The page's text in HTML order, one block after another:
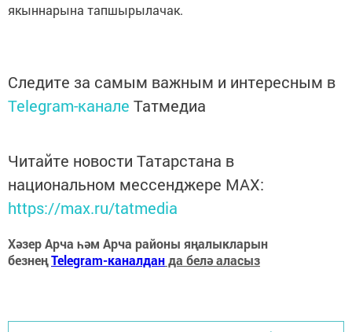
якыннарына тапшырылачак.
Следите за самым важным и интересным в
Telegram-канале Татмедиа
Читайте новости Татарстана в
национальном мессенджере MАХ:
https://max.ru/tatmedia
Хәзер Арча һәм Арча районы яңалыкларын
безнеңTelegram-каналданда белә аласыз